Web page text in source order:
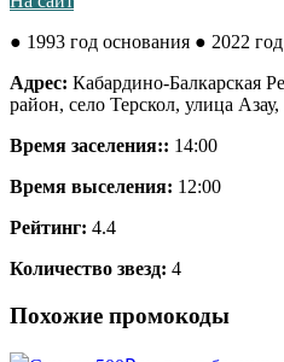
● 1993 год основания ● 2022
Адрес: Кабардино-Балкарская
район, село Терскол, улица Азау,
Время заселения:: 14:00
Время выселения: 12:00
Рейтинг: 4.4
Количество звезд: 4
Похожие промокоды